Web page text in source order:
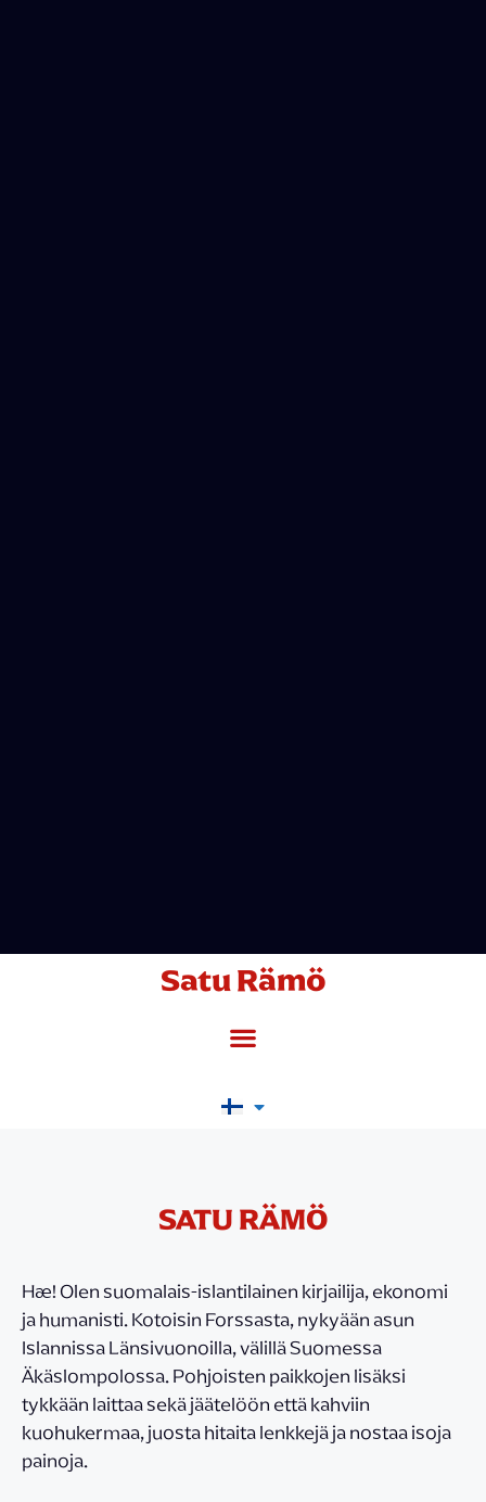
Satu Rämö
SATU RÄMÖ
Hæ! Olen suomalais-islantilainen kirjailija, ekonomi
ja humanisti. Kotoisin Forssasta, nykyään asun
Islannissa Länsivuonoilla, välillä Suomessa
Äkäslompolossa. Pohjoisten paikkojen lisäksi
tykkään laittaa sekä jäätelöön että kahviin
kuohukermaa, juosta hitaita lenkkejä ja nostaa isoja
painoja.